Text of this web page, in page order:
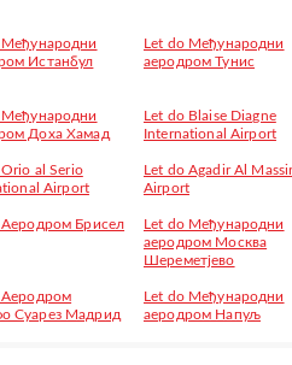
Међународни
Истанбул
Let do Међународни
аеродром Тунис
Међународни
Доха Хамад
Let do Blaise Diagne
International Airport
al Serio
Airport
Let do Agadir Al
Airport
Аеродром Брисел
Let do Међународни
аеродром Москва
Шереметјево
Аеродром
Суарез Мадрид
Let do Међународни
аеродром Напуљ